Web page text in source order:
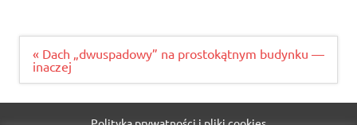
Nawigacja
wpisu
« Dach „dwuspadowy” na prostokątnym budynku —
inaczej